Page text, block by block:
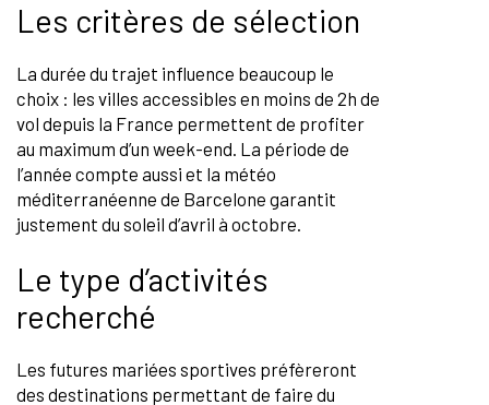
Les critères de sélection
La durée du trajet influence beaucoup le
choix : les villes accessibles en moins de 2h de
vol depuis la France permettent de profiter
au maximum d’un week-end. La période de
l’année compte aussi et la météo
méditerranéenne de Barcelone garantit
justement du soleil d’avril à octobre.
Le type d’activités
recherché
Les futures mariées sportives préfèreront
des destinations permettant de faire du